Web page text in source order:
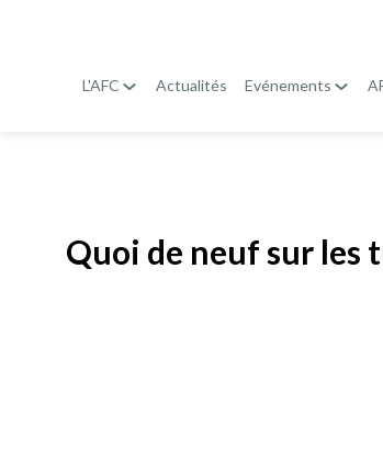
L'AFC Actualités Evénements
Quoi de neuf sur les